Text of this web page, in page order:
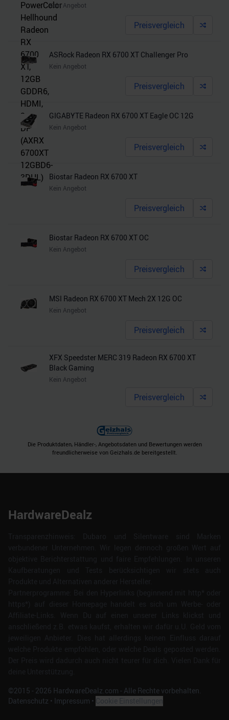
Kein Angebot
Preisvergleich
ASRock Radeon RX 6700 XT Challenger Pro
Kein Angebot
Preisvergleich
GIGABYTE Radeon RX 6700 XT Eagle OC 12G
Kein Angebot
Preisvergleich
Biostar Radeon RX 6700 XT
Kein Angebot
Preisvergleich
Biostar Radeon RX 6700 XT OC
Kein Angebot
Preisvergleich
MSI Radeon RX 6700 XT Mech 2X 12G OC
Kein Angebot
Preisvergleich
XFX Speedster MERC 319 Radeon RX 6700 XT
Black Gaming
Kein Angebot
Preisvergleich
Die Produktdaten, Händler-, Angebotsdaten und Bewertungen werden
freundlicherweise von Geizhals.de bereitgestellt.
HardwareDealz
©2015 - 2026 HardwareDealz.com - Alle Rechte vorbehalten.
Datenschutz • Impressum •